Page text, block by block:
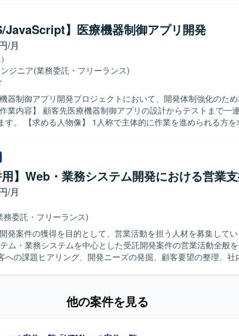
る方を求めています。AIツールを活用した効率的な開発に前向
にコミュニケーションを取りながら作業を進められる方が望ま
】 AIツールを積極的に活用できる環境で、最新のAI活用ノウ
とができます。メンバー同士のコミュニケーションが活発で活
装・コーディングに関わることができます。 【開発環境】 デザイン
／Photoshop等を使用し、フロントエンド実装にHTML／CSS
JavaScript】医療機器制御アプリ開発
/月
ジニア(業務委託・フリーランス)
器制御アプリ開発プロジェクトにおいて、開発体制強化のた
方を求めており
発環境となります。
用】Web・業務システム開発における営業
/月
務委託・フリーランス)
発案件の獲得を目的として、営業活動を担う人材を募集していま
ム・業務システムを中心とした受託開発案件の営業活動全般
への課題ヒアリング、開発ニーズの発掘、顧客要望の整理、社
他の案件を見る